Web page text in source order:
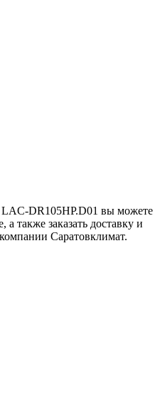
DR105HP.D01 вы можете
также заказать доставку и
Саратовклимат.